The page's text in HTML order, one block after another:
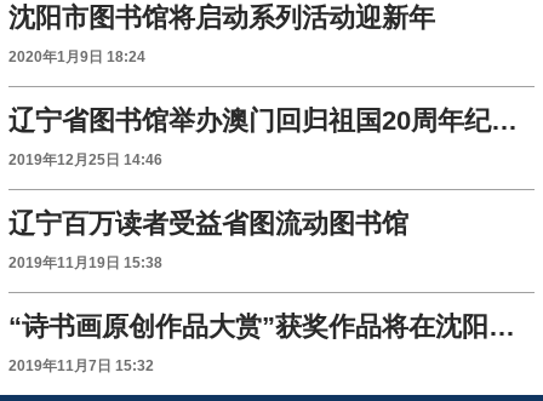
沈阳市图书馆将启动系列活动迎新年
2020年1月9日 18:24
辽宁省图书馆举办澳门回归祖国20周年纪念展
2019年12月25日 14:46
辽宁百万读者受益省图流动图书馆
2019年11月19日 15:38
“诗书画原创作品大赏”获奖作品将在沈阳市图书馆展出
2019年11月7日 15:32